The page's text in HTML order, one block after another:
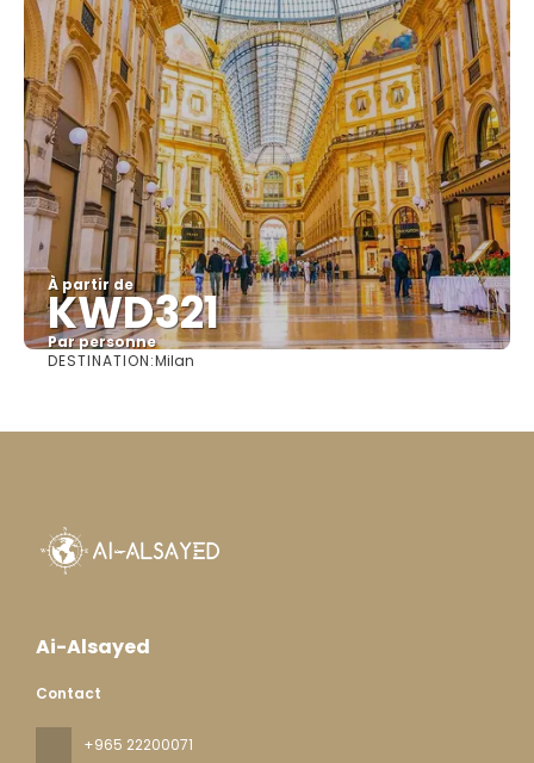
À partir de
KWD321
Par personne
DESTINATION:Milan
Ai-Alsayed
Contact
+965 22200071